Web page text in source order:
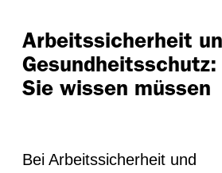
Arbeitssicherheit
Sie wissen müssen
Bei Arbeitssicherheit und